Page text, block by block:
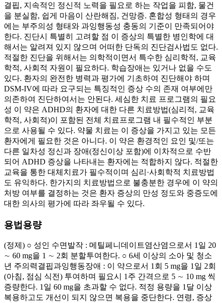
결핍, 지속적인 정신적 노력을 필요로 하는 작업을 피함, 물건
을 분실함, 쉽게 마음이 산란해짐, 건망증. 혼합성 형태의 경우
에는 부주의성 형태와 과잉행동성 충동의 기준이 만족되어야
한다. 진단시 특별히 고려할 점 이 증상의 특별한 병인학에 대
해서는 알려져 있지 않으며 어떠한 단독의 진단검사법도 없다.
적절한 진단을 위해서는 의학적이면서 특수한 심리학적, 교육
학적, 사회적 자원이 필요하다. 학습장애는 있거나 없을 수도
있다. 환자의 완전한 병력과 평가에 기초하여 진단해야 하며
DSM-IV에 따라 요구되는 특징적인 증상 수의 존재 여부에만
의존하여 진단하여서는 안된다. 세심한 치료 프로그램의 필요
성 이 약은 ADHD의 환자에 대한 다른 치료방법(심리적, 교육
학적, 사회적)이 포함된 전체 치료프로그램 내 필수적인 부분
으로 사용될 수 있다. 약물 치료는 이 증상을 가지고 있는 모든
환자에게 필요한 것은 아니다. 이 약은 환경적인 요인 및/또는
다른 일차성 정신과 장애(정신이상 포함)에 이차적으로 수반
되어 ADHD 증상을 나타내는 환자에는 적합하지 않다. 적절한
교육을 통한 대체치료가 필수적이며 심리·사회학적 치료방법
도 유익하다. 한가지의 치료방법으로 불충분한 경우에 이 약의
처방 여부를 결정하는 것은 환자 증상의 만성 정도와 중증도에
대한 의사의 평가에 따라 좌우될 수 있다.
용법용량
(정제) ○ 성인 수면발작 : 메틸페니데이트염산염으로서 1일 20
∼ 60 mg을 1 ∼ 2회 분할투여한다. ○ 6세 이상의 소아 및 청소
년 주의력결핍과잉행동장애 : 이 약으로서 1회 5 mg을 1일 2회
(아침, 점심 식전) 투여하며 필요시 1주 간격으로 5 ∼ 10 mg 씩
증량한다. 1일 60 mg을 초과할 수 없다. 적정 용량을 1달 이상
복용하고도 개선이 되지 않으면 복용을 중단한다. 연령, 증상